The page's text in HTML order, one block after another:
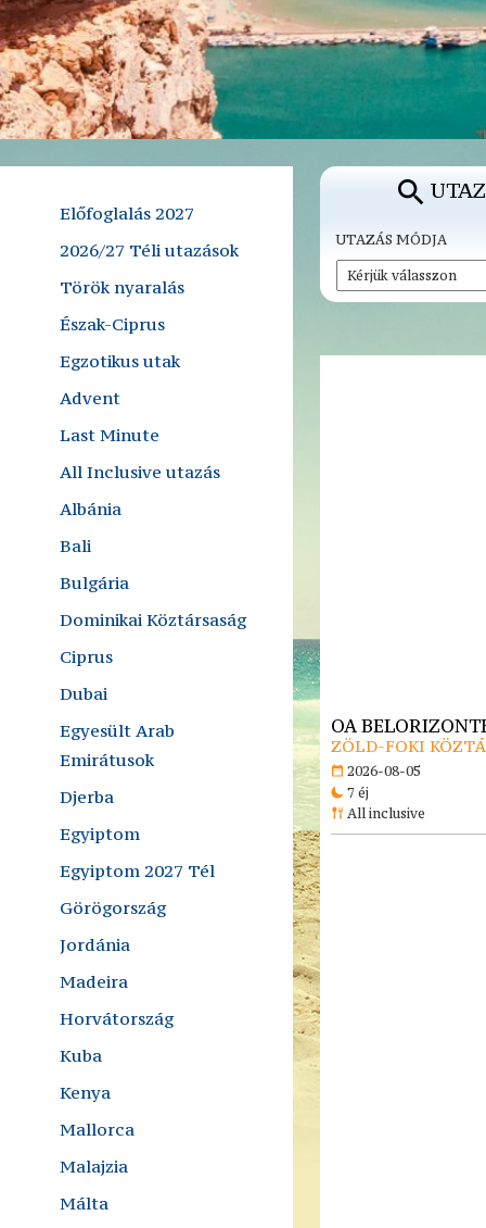
Előfoglalás 2027
2026/27 Téli utazások
Török nyaralás
Észak-Ciprus
Egzotikus utak
Advent
Last Minute
All Inclusive utazás
Albánia
Bali
Bulgária
Dominikai Köztársaság
Ciprus
Dubai
Egyesült Arab
Emirátusok
Djerba
Egyiptom
Egyiptom 2027 Tél
Görögország
Jordánia
Madeira
Horvátország
Kuba
Kenya
Mallorca
Malajzia
Málta
UTAZÁS MÓDJA
OA
ZÖLD-FOKI
2026-08-05
7 éj
All inclusive